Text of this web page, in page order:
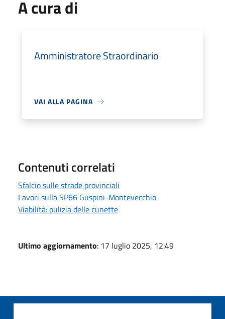
A cura di
Amministratore Straordinario
VAI ALLA PAGINA
Contenuti correlati
Sfalcio sulle strade provinciali
Lavori sulla SP66 Guspini-Montevecchio
Viabilità: pulizia delle cunette
Ultimo aggiornamento: 17 luglio 2025, 12:49